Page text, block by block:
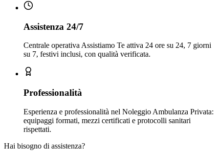
Assistenza 24/7
Centrale operativa Assistiamo Te attiva 24 ore su 24, 7 giorni
su 7, festivi inclusi, con qualità verificata.
Professionalità
Esperienza e professionalità nel Noleggio Ambulanza Privata:
equipaggi formati, mezzi certificati e protocolli sanitari
rispettati.
Hai bisogno di assistenza?